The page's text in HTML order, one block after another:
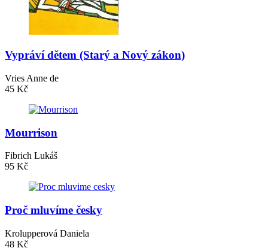
Vypráví dětem (Starý a Nový zákon)
Vries Anne de
45 Kč
Mourrison
Fibrich Lukáš
95 Kč
Proč mluvíme česky
Krolupperová Daniela
48 Kč